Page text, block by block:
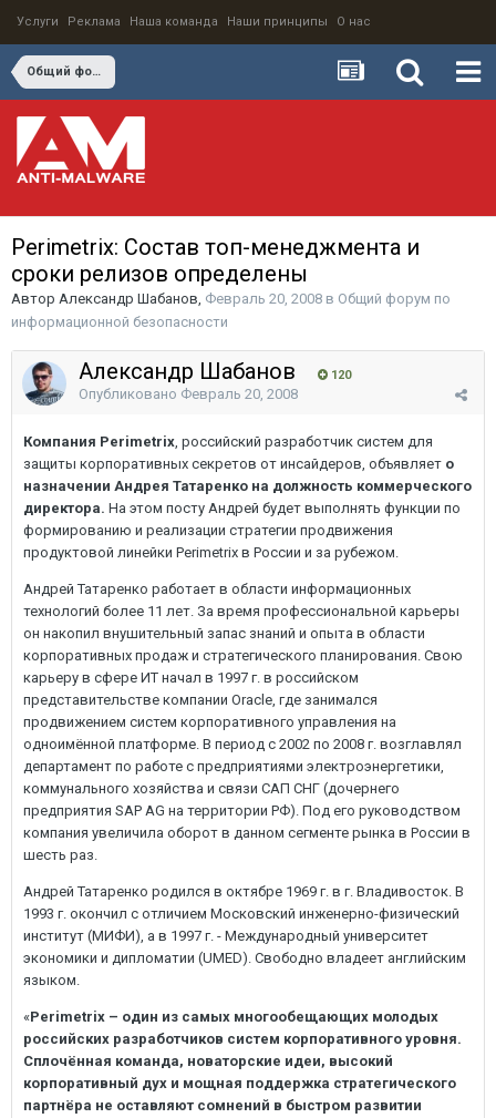
Услуги Реклама Наша команда Наши принципы О нас
Общий форум по информационной безопасности
Perimetrix: Состав топ-менеджмента и
сроки релизов определены
Автор Александр Шабанов, Февраль 20, 2008 в Общий форум по
информационной безопасности
Александр Шабанов 120
Опубликовано Февраль 20, 2008
Компания Perimetrix, российский разработчик систем для
защиты корпоративных секретов от инсайдеров, объявляет о
назначении Андрея Татаренко на должность коммерческого
директора. На этом посту Андрей будет выполнять функции по
формированию и реализации стратегии продвижения
продуктовой линейки Perimetrix в России и за рубежом.
Андрей Татаренко работает в области информационных
технологий более 11 лет. За время профессиональной карьеры
он накопил внушительный запас знаний и опыта в области
корпоративных продаж и стратегического планирования. Свою
карьеру в сфере ИТ начал в 1997 г. в российском
представительстве компании Oracle, где занимался
продвижением систем корпоративного управления на
одноимённой платформе. В период с 2002 по 2008 г. возглавлял
департамент по работе с предприятиями электроэнергетики,
коммунального хозяйства и связи САП СНГ (дочернего
предприятия SAP AG на территории РФ). Под его руководством
компания увеличила оборот в данном сегменте рынка в России в
шесть раз.
Андрей Татаренко родился в октябре 1969 г. в г. Владивосток. В
1993 г. окончил с отличием Московский инженерно-физический
институт (МИФИ), а в 1997 г. - Международный университет
экономики и дипломатии (UMED). Свободно владеет английским
языком.
«Perimetrix – один из самых многообещающих молодых
российских разработчиков систем корпоративного уровня.
Сплочённая команда, новаторские идеи, высокий
корпоративный дух и мощная поддержка стратегического
партнёра не оставляют сомнений в быстром развитии